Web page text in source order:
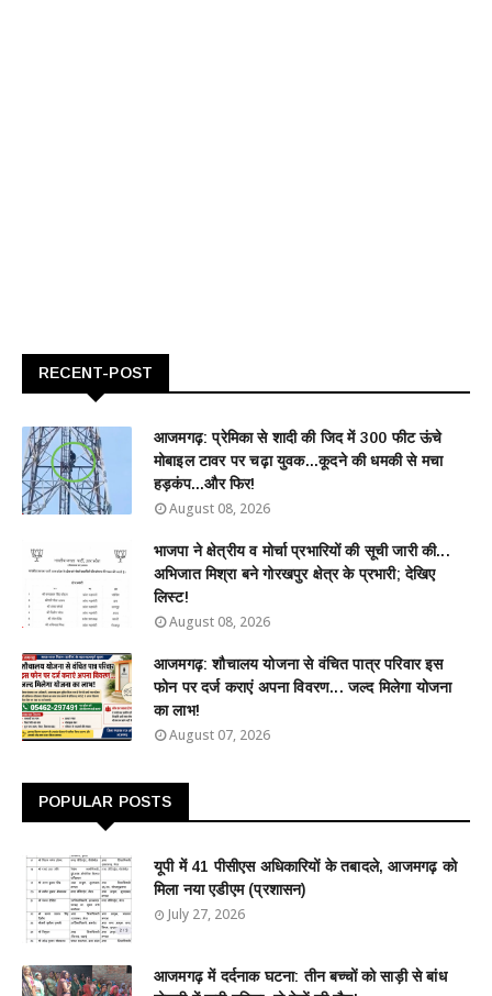
RECENT-POST
आजमगढ़: प्रेमिका से शादी की जिद में 300 फीट ऊंचे
मोबाइल टावर पर चढ़ा युवक...कूदने की धमकी से मचा
हड़कंप...और फिर!
August 08, 2026
भाजपा ने क्षेत्रीय व मोर्चा प्रभारियों की सूची जारी की...
अभिजात मिश्रा बने गोरखपुर क्षेत्र के प्रभारी; देखिए
लिस्ट!
August 08, 2026
आजमगढ़: शौचालय योजना से वंचित पात्र परिवार इस
फोन पर दर्ज कराएं अपना विवरण... जल्द मिलेगा योजना
का लाभ!
August 07, 2026
POPULAR POSTS
यूपी में 41 पीसीएस अधिकारियों के तबादले, आजमगढ़ को
मिला नया एडीएम (प्रशासन)
July 27, 2026
आजमगढ़ में दर्दनाक घटना: तीन बच्चों को साड़ी से बांध